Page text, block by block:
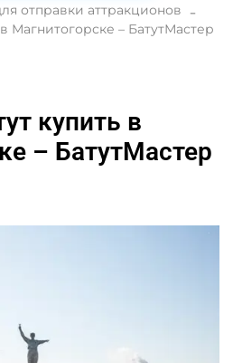
отправки аттракционов
Магнитогорске – БатутМастер
купить в
– БатутМастер